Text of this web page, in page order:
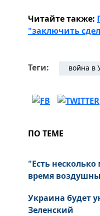
Читайте также:
"заключить
Теги: война в
ПО ТЕМЕ
"Есть
время
Украина будет
Зеленский